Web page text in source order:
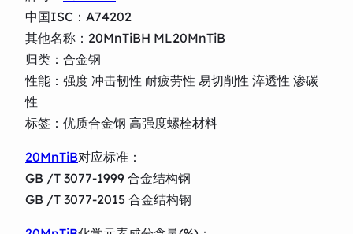
中国ISC：A74202
其他名称：20MnTiBH ML20MnTiB
归类：合金钢
性能：强度 冲击韧性 耐疲劳性 易切削性 淬透性 渗碳
性
标签：优质合金钢 高强度螺栓材料
20MnTiB对应标准：
GB /T 3077-1999 合金结构钢
GB /T 3077-2015 合金结构钢